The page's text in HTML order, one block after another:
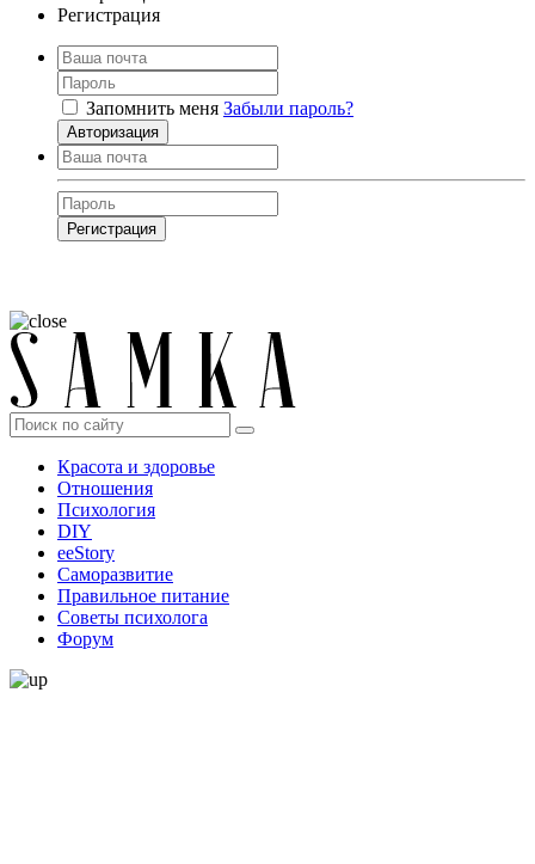
Регистрация
Запомнить меня Забыли пароль?
Авторизация
Регистрация
Красота и здоровье
Отношения
Психология
DIY
ееStory
Саморазвитие
Правильное питание
Советы психолога
Форум